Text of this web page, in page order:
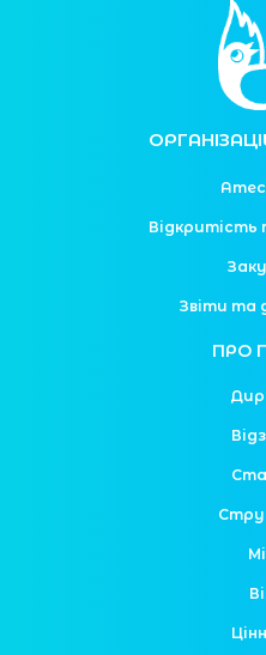
Відкритість
Звіти та
ПРО